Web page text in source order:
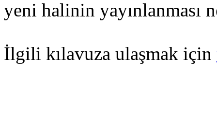
yeni halinin yayınlanması
İlgili kılavuza ulaşmak için